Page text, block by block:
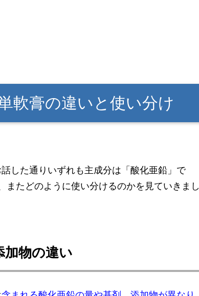
軟膏の違いと使い分け
した通りいずれも主成分は「酸化亜鉛」で
またどのように使い分けるのかを見ていきまし
加物の違い